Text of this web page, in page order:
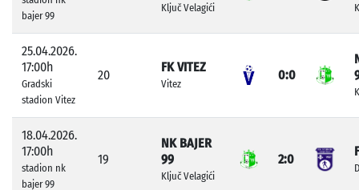
bajer 99
Ključ Velagići
25.04.2026.
17:00h
Gradski
stadion Vitez
20
FK VITEZ
Vitez
0:0
18.04.2026.
17:00h
stadion nk
bajer 99
19
NK BAJER
99
Ključ Velagići
2:0